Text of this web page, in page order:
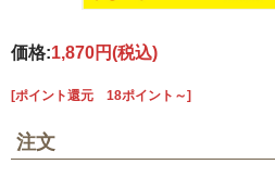
価格:1,870円(税込)
[ポイント還元 18ポイント～]
注文